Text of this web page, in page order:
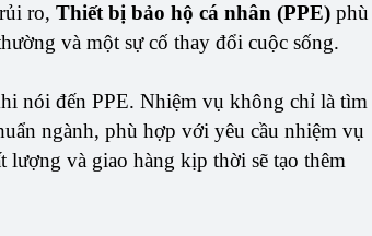
ro, Thiết bị bảo hộ cá nhân (PPE) phù
và một sự cố thay đổi cuộc sống.
nói đến PPE. Nhiệm vụ không chỉ là tìm
ngành, phù hợp với yêu cầu nhiệm vụ
lượng và giao hàng kịp thời sẽ tạo thêm